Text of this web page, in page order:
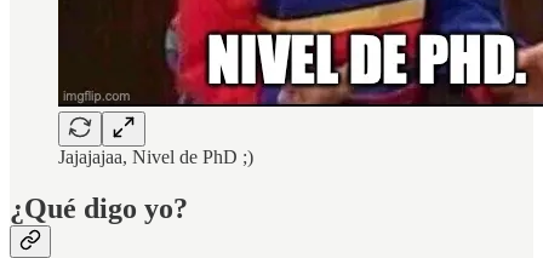
Jajajajaa, Nivel de PhD ;)
¿Qué digo yo?